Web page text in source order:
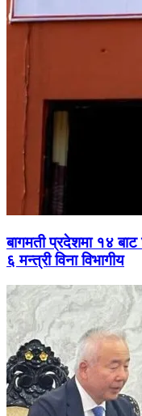
बागमती प्रदेशमा १४
६ मन्त्री विना विभागीय